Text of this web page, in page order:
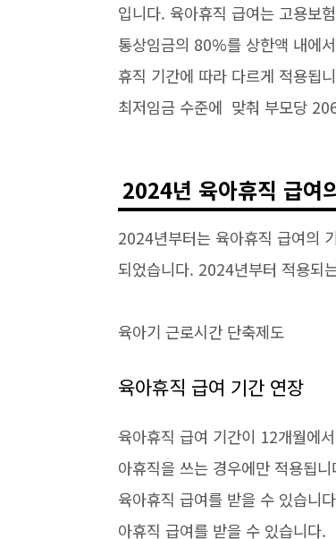
입니다. 육아휴직 급여는 고용보
통상임금의 80%를 상한액 내에
휴직 기간에 따라 다르게 적용됩
최저임금 수준에 맞춰 부모당
2024년 육아휴직 급여
2024년부터는 육아휴직 급여의
되었습니다. 2024년부터 적용되
육아기 근로시간 단축제도
육아휴직 급여 기간 연장
육아휴직 급여 기간이 12개월에
아휴직을 쓰는 경우에만 적용됩
육아휴직 급여를 받을 수 있습니
아휴직 급여를 받을 수 있습니다.